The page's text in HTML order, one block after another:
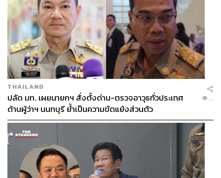
THAILAND
ปลัด มท. เผยนายกฯ สั่งตั้งด่าน-ตรวจอาวุธทั่วประเทศ
ด้านผู้ว่าฯ นนทบุรี ย้ำเป็นความขัดแย้งส่วนตัว
...